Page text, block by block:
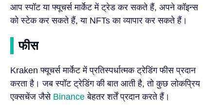
आप स्पॉट या फ्यूचर्स मार्केट में ट्रेड कर सकते हैं, अपने कॉइन्स
को स्टेक कर सकते हैं, या NFTs का व्यापार कर सकते हैं।
फीस
Kraken फ्यूचर्स मार्केट में प्रतिस्पर्धात्मक ट्रेडिंग फीस प्रदान
करता है। जब स्पॉट ट्रेडिंग की बात आती है, तो कुछ लोकप्रिय
एक्सचेंज जैसे Binanceबेहतर शर्तें प्रदान करते हैं।